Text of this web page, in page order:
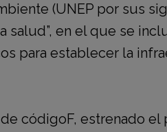
(UNEP por sus
salud”, en el que se
para establecer la
códigoF, estrenado el